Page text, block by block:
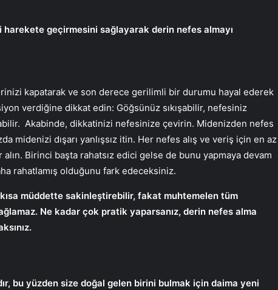
geçirmesini sağlayarak derin nefes almayı
kapatarak ve son derece gerilimli bir durumu hayal ederek
verdiğine dikkat edin: Göğsünüz sıkışabilir, nefesiniz
Akabinde, dikkatinizi nefesinize çevirin. Midenizden nefes
midenizi dışarı yanlışsız itin. Her nefes alış ve veriş için en az
Birinci başta rahatsız edici gelse de bunu yapmaya devam
rahatlamış olduğunu fark edeceksiniz.
müddette sakinleştirebilir, fakat muhtemelen tüm
Ne kadar çok pratik yaparsanız, derin nefes alma
bu yüzden size doğal gelen birini bulmak için daima yeni